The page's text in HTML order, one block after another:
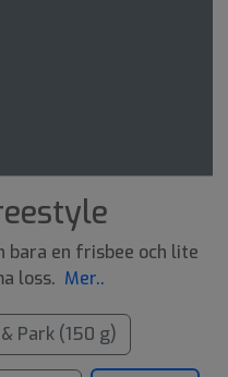
bara en frisbee och lite
loss. Mer..
Park (150 g)